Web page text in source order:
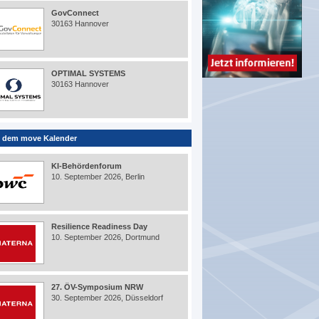
GovConnect
30163 Hannover
OPTIMAL SYSTEMS
30163 Hannover
dem move Kalender
KI-Behördenforum
10. September 2026, Berlin
Resilience Readiness Day
10. September 2026, Dortmund
27. ÖV-Symposium NRW
30. September 2026, Düsseldorf